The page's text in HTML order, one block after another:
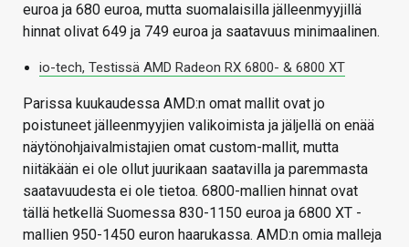
euroa ja 680 euroa, mutta suomalaisilla jälleenmyyjillä
hinnat olivat 649 ja 749 euroa ja saatavuus minimaalinen.
io-tech, Testissä AMD Radeon RX 6800- & 6800 XT
Parissa kuukaudessa AMD:n omat mallit ovat jo
poistuneet jälleenmyyjien valikoimista ja jäljellä on enää
näytönohjaivalmistajien omat custom-mallit, mutta
niitäkään ei ole ollut juurikaan saatavilla ja paremmasta
saatavuudesta ei ole tietoa. 6800-mallien hinnat ovat
tällä hetkellä Suomessa 830-1150 euroa ja 6800 XT -
mallien 950-1450 euron haarukassa. AMD:n omia malleja